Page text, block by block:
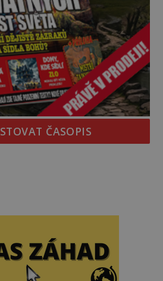
ČASOPIS